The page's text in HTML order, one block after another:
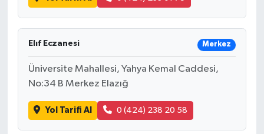
Elıf Eczanesi Merkez
Üniversite Mahallesi, Yahya Kemal Caddesi,
No:34 B Merkez Elazığ
Yol Tarifi Al 0 (424) 238 20 58
Künye